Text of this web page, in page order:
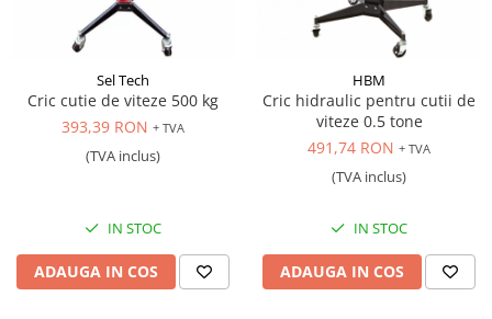
Sel Tech
Cric cutie de viteze 500 kg
393,39 RON + TVA
(TVA inclus)
IN STOC
ADAUGA IN COS
HBM
Cric hidraulic pentru cutii de
viteze 0.5 tone
491,74 RON + TVA
(TVA inclus)
IN STOC
ADAUGA IN COS